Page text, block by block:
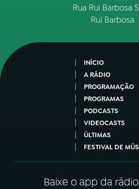
Rua Rui Barbosa
Rui Barbosa
INÍCIO
A RÁDIO
PROGRAMAÇÃO
PROGRAMAS
PODCASTS
VIDEOCASTS
ÚLTIMAS
FESTIVAL DE
Baixe o app da